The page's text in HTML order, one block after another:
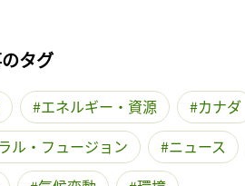
タグ
エネルギー・資源 カナダ
ル・フュージョン
ニュース